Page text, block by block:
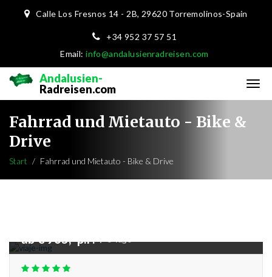
Calle Los Fresnos 14 - 2B, 29620 Torremolinos-Spain
+34 952 37 57 51
Email:info@andalusienradreisen.com
Andalusien-
Radreisen.com
Fahrrad und Mietauto - Bike &
Drive
Start Fahrrad und Mietauto - Bike & Drive
ab € 965,- p.P.